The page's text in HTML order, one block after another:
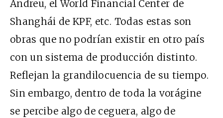
Andreu, el World Financial Center de
Shanghái de KPF, etc. Todas estas son
obras que no podrían existir en otro país
con un sistema de producción distinto.
Reflejan la grandilocuencia de su tiempo.
Sin embargo, dentro de toda la vorágine
se percibe algo de ceguera, algo de